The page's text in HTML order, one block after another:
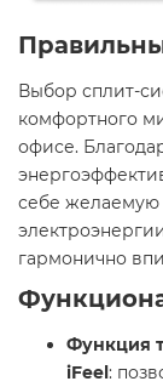
Выбор сплит-
комфортного
офисе.
себе желаемую
гармонично
Функция
iFeel: